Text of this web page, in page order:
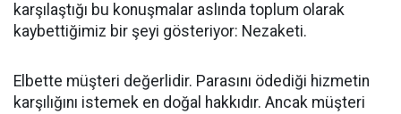
karşılaştığı bu konuşmalar aslında toplum olarak
kaybettiğimiz bir şeyi gösteriyor: Nezaketi.
Elbette müşteri değerlidir. Parasını ödediği hizmetin
karşılığını istemek en doğal hakkıdır. Ancak müşteri